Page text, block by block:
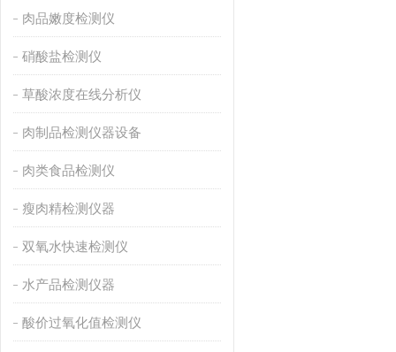
肉品嫩度检测仪
硝酸盐检测仪
草酸浓度在线分析仪
肉制品检测仪器设备
肉类食品检测仪
瘦肉精检测仪器
双氧水快速检测仪
水产品检测仪器
酸价过氧化值检测仪